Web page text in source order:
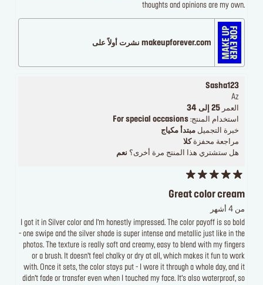
thoughts and opinions are my own.
makeupforever.com نشرت أولاً على
Sasha123
Az
العمر 25 إلى 34
استخدام المنتج: For special occasions
خبرة التجميل مبتدأ مكياج
مراجعة محفزة كلا
هل ستشتري هذا المنتج مرة أخرى؟ نعم
Great color cream
من 4 أشهر
I got it in Silver color and I’m honestly impressed. The color payoff is so bold
- one swipe and the silver shade is super intense and metallic just like in the
photos. The texture is really soft and creamy, easy to blend with my fingers
or a brush. It doesn’t feel chalky or dry at all, which makes it fun to work
with. Once it sets, the color stays put - I wore it through a whole day, and it
didn’t fade or transfer even when I touched my face. It’s also waterproof, so